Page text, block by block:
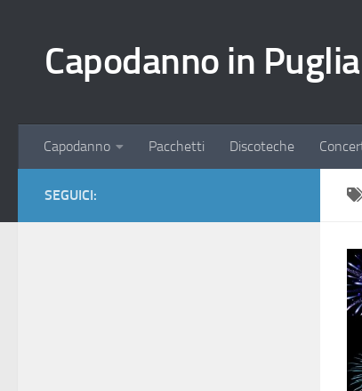
Capodanno in Puglia
Capodanno Pacchetti Discoteche
SEGUICI: